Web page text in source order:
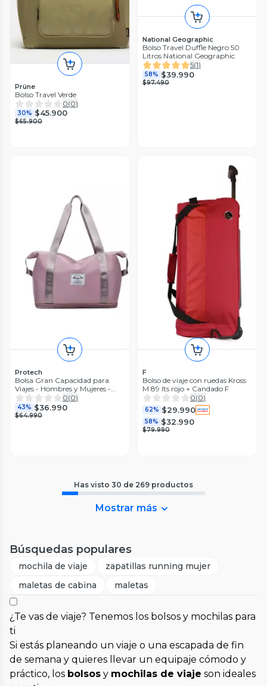
Prüne
Bolso Travel Verde
0(0)
30% $45.900
$65.900
National Geographic
Bolso Travel Duffle Negro 50
Litros National Geographic
5(1)
58% $39.990
$97.490
Protech
Bolsa Gran Capacidad para
Viajes - Hombres y Mujeres -
Deportes2 - Color Rosa
0(0)
43% $36.990
$64.990
F
Bolso de viaje con ruedas Kross
M 89 lts rojo + Candado F
0(0)
62% $29.990
58% $32.990
$79.990
Has visto 30 de 269 productos
Mostrar más
Búsquedas populares
mochila de viaje
zapatillas running mujer
maletas de cabina
maletas
¿Te vas de viaje? Tenemos los bolsos y mochilas para
ti
Si estás planeando un viaje o una escapada de fin
de semana y quieres llevar un equipaje cómodo y
práctico, los bolsos y mochilas de viaje son ideales